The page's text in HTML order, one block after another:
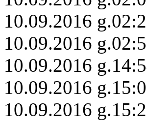
10.09.2016
10.09.2016
10.09.2016
10.09.2016
10.09.2016